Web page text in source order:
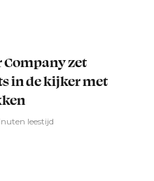
Company zet
in de kijker met
leestijd